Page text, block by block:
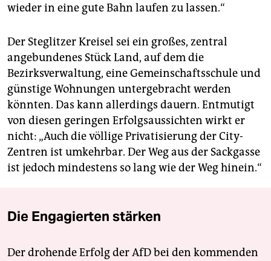
wieder in eine gute Bahn laufen zu lassen.“
Der Steglitzer Kreisel sei ein großes, zentral
angebundenes Stück Land, auf dem die
Bezirksverwaltung, eine Gemeinschaftsschule und
günstige Wohnungen untergebracht werden
könnten. Das kann allerdings dauern. Entmutigt
von diesen geringen Erfolgsaussichten wirkt er
nicht: „Auch die völlige Privatisierung der City-
Zentren ist umkehrbar. Der Weg aus der Sackgasse
ist jedoch mindestens so lang wie der Weg hinein.“
Die Engagierten stärken
Der drohende Erfolg der AfD bei den kommenden